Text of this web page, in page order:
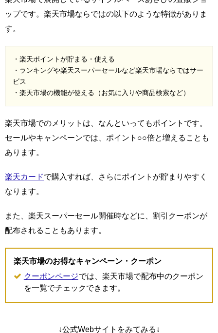
ップです。楽天市場ならではの以下のような特徴がありま
す。
・楽天ポイントが貯まる・使える
・ランキングや楽天スーパーセールなど楽天市場ならではサー
ビス
・楽天市場の機能が使える（お気に入りや商品検索など）
楽天市場でのメリットは、なんといってもポイントです。
セールやキャンペーンでは、ポイント○○倍と増えることも
あります。
楽天カードで購入すれば、さらにポイントが貯まりやすく
なります。
また、楽天スーパーセール開催時などに、割引クーポンが
配布されることもあります。
楽天市場のお得なキャンペーン・クーポン
クーポンページでは、楽天市場で配布中のクーポン
を一覧でチェックできます。
↓公式Webサイトをみてみる↓